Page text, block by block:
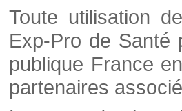
Toute utilisation
Exp-Pro de Santé
publique France
partenaires